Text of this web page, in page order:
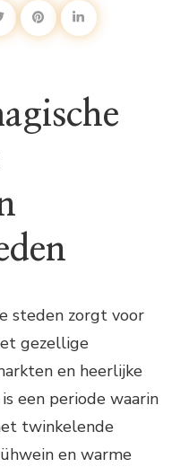
steden zorgt voor
gezellige
en heerlijke
een periode waarin
twinkelende
en warme